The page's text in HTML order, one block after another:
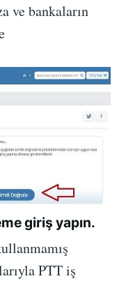
ve bankaların
giriş yapın.
PTT iş